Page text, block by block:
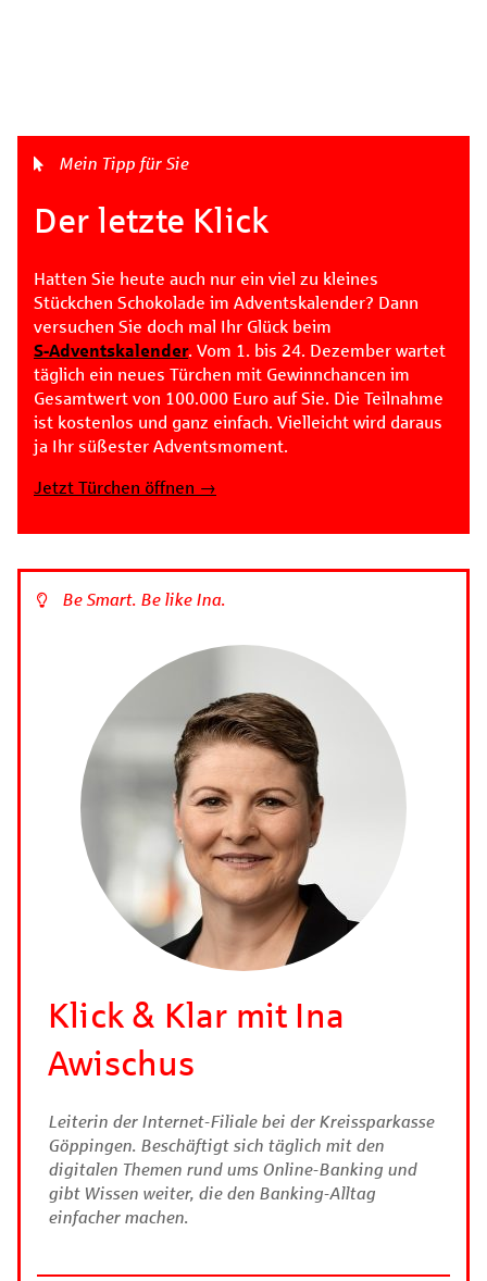
Mein Tipp für Sie
Der letzte Klick
Hatten Sie heute auch nur ein viel zu kleines
Stückchen Schokolade im Adventskalender? Dann
versuchen Sie doch mal Ihr Glück beim
S‑Adventskalender. Vom 1. bis 24. Dezember wartet
täglich ein neues Türchen mit Gewinnchancen im
Gesamtwert von 100.000 Euro auf Sie. Die Teilnahme
ist kostenlos und ganz einfach. Vielleicht wird daraus
ja Ihr süßester Adventsmoment.
Jetzt Türchen öffnen →
Be Smart. Be like Ina.
Klick & Klar mit Ina
Awischus
Leiterin der Internet-Filiale bei der Kreissparkasse
Göppingen. Beschäftigt sich täglich mit den
digitalen Themen rund ums Online-Banking und
gibt Wissen weiter, die den Banking-Alltag
einfacher machen.